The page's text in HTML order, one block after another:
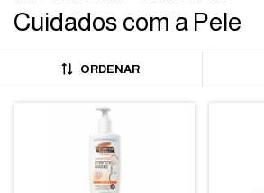
Cuidados com a Pele
ORDENAR